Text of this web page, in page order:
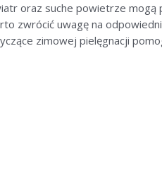
oraz suche powietrze mogą
zwrócić uwagę na
zimowej pielęgnacji